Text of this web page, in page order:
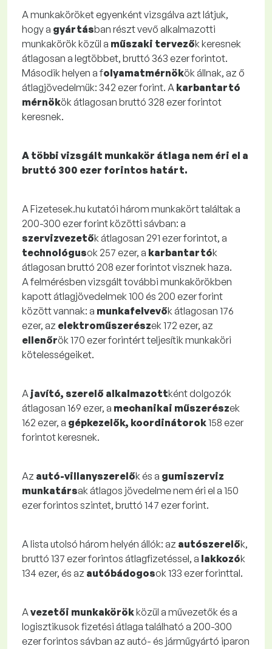
A munkaköröket egyenként vizsgálva azt látjuk,
hogy a gyártásban részt vevő alkalmazotti
munkakörök közül a műszaki tervezők keresnek
átlagosan a legtöbbet, bruttó 363 ezer forintot.
Második helyen a folyamatmérnökök állnak, az ő
átlagjövedelmük: 342 ezer forint. A karbantartó
mérnökök átlagosan bruttó 328 ezer forintot
keresnek.
A többi vizsgált munkakör átlaga nem éri el a
bruttó 300 ezer forintos határt.
A Fizetesek.hu kutatói három munkakört találtak a
200-300 ezer forint közötti sávban: a
szervizvezetők átlagosan 291 ezer forintot, a
technológusok 257 ezer, a karbantartók
átlagosan bruttó 208 ezer forintot visznek haza.
A felmérésben vizsgált további munkakörökben
kapott átlagjövedelmek 100 és 200 ezer forint
között vannak: a munkafelvevők átlagosan 176
ezer, az elektroműszerészek 172 ezer, az
ellenőrök 170 ezer forintért teljesítik munkaköri
kötelességeiket.
A javító, szerelő alkalmazottként dolgozók
átlagosan 169 ezer, a mechanikai műszerészek
162 ezer, a gépkezelők, koordinátorok158 ezer
forintot keresnek.
Az autó-villanyszerelők és a gumiszerviz
munkatársak átlagos jövedelme nem éri el a 150
ezer forintos szintet, bruttó 147 ezer forint.
A lista utolsó három helyén állók: az autószerelők,
bruttó 137 ezer forintos átlagfizetéssel, a lakkozók
134 ezer, és az autóbádogosok 133 ezer forinttal.
Avezetői munkakörökközül a művezetők és a
logisztikusok fizetési átlaga található a 200-300
ezer forintos sávban az autó- és járműgyártó iparon